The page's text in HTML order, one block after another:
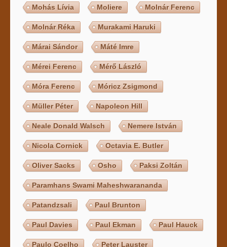
Mohás Lívia Moliere Molnár Ferenc
Molnár Réka Murakami Haruki
Márai Sándor Máté Imre
Mérei Ferenc Mérő László
Móra Ferenc Móricz Zsigmond
Müller Péter Napoleon Hill
Neale Donald Walsch Nemere István
Nicola Cornick Octavia E. Butler
Oliver Sacks Osho Paksi Zoltán
Paramhans Swami Maheshwarananda
Patandzsali Paul Brunton
Paul Davies Paul Ekman Paul Hauck
Paulo Coelho Peter Lauster